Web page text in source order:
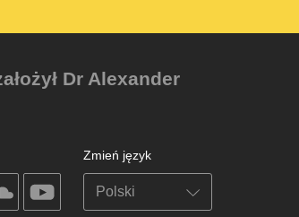
Dr Alexander
Zmień język
soundcloudyoutube